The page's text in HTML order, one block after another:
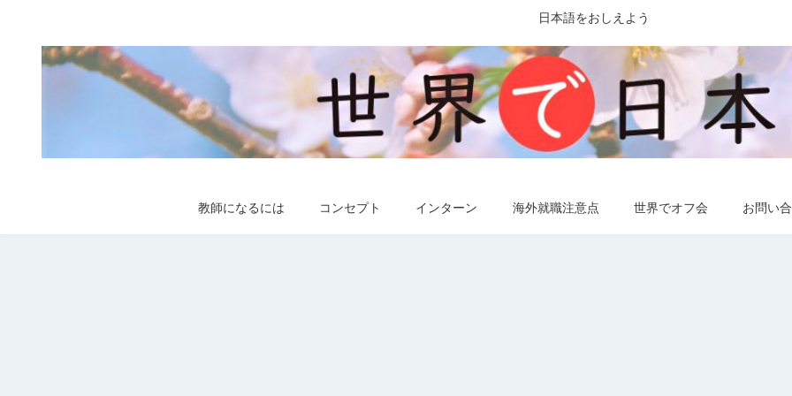
日本語をおしえよう
教師になるには コンセプト インターン 海外就職注意点 世界でオフ会 お問い